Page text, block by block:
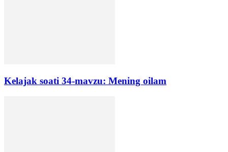
Kelajak soati 34-mavzu: Mening oilam